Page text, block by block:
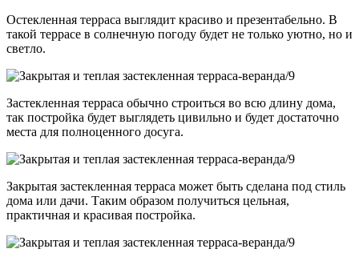
Остекленная терраса выглядит красиво и презентабельно. В
такой террасе в солнечную погоду будет не только уютно, но и
светло.
Застекленная терраса обычно строиться во всю длину дома,
так постройка будет выглядеть цивильно и будет достаточно
места для полноценного досуга.
Закрытая застекленная терраса может быть сделана под стиль
дома или дачи. Таким образом получиться цельная,
практичная и красивая постройка.